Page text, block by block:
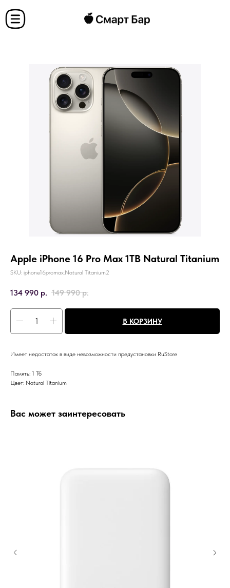
Apple iPhone 16 Pro Max 1TB Natural Titanium
SKU: iphone16promax.Natural Titanium2
134 990 р. 149 990 р.
В КОРЗИНУ
Имеет недостаток в виде невозможности предустановки RuStore
Память: 1 Тб
Цвет: Natural Titanium
Вас может заинтересовать